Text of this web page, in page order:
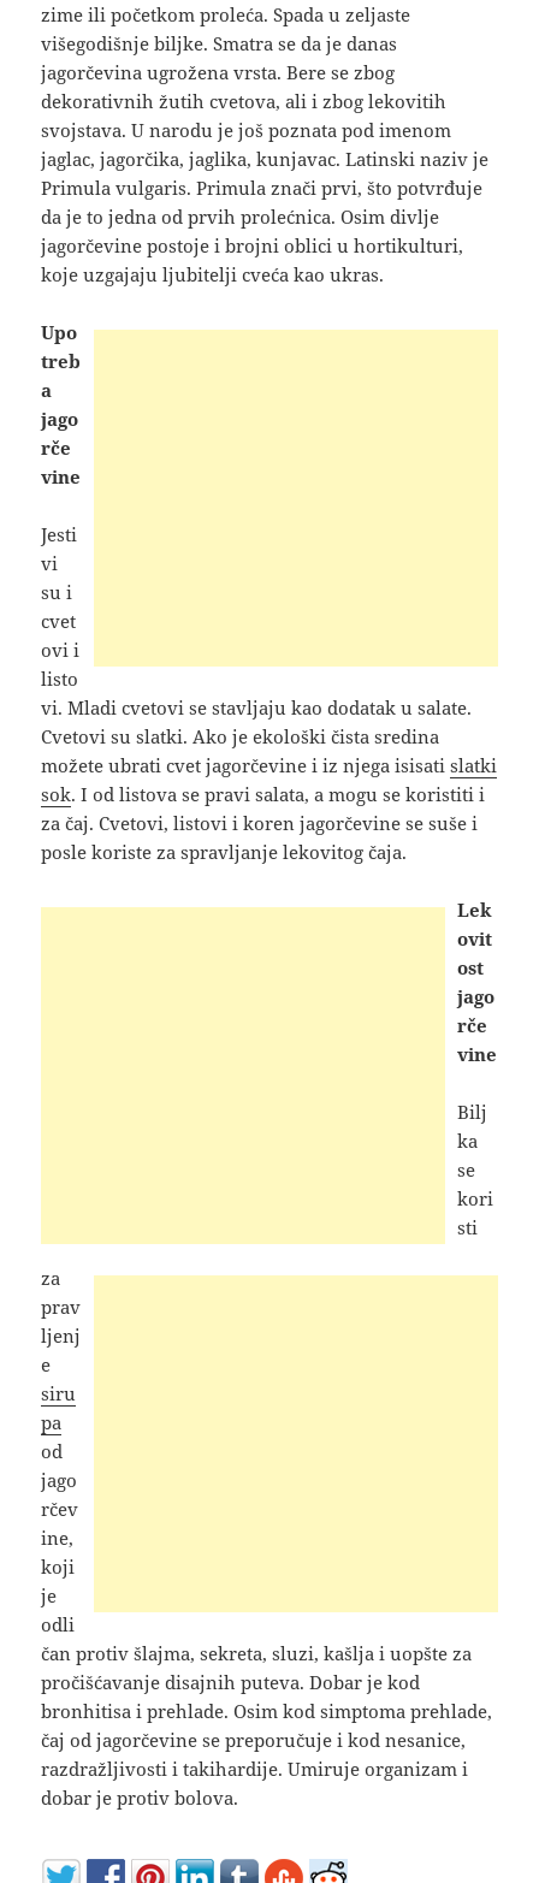
zime ili početkom proleća. Spada u zeljaste
višegodišnje biljke. Smatra se da je danas
jagorčevina ugrožena vrsta. Bere se zbog
dekorativnih žutih cvetova, ali i zbog lekovitih
svojstava. U narodu je još poznata pod imenom
jaglac, jagorčika, jaglika, kunjavac. Latinski naziv je
Primula vulgaris. Primula znači prvi, što potvrđuje
da je to jedna od prvih prolećnica. Osim divlje
jagorčevine postoje i brojni oblici u hortikulturi,
koje uzgajaju ljubitelji cveća kao ukras.
Upo
treb
a
jago
rče
vine
Jesti
vi
su i
cvet
ovi i
listo
vi. Mladi cvetovi se stavljaju kao dodatak u salate.
Cvetovi su slatki. Ako je ekološki čista sredina
možete ubrati cvet jagorčevine i iz njega isisatislatki
sok. I od listova se pravi salata, a mogu se koristiti i
za čaj. Cvetovi, listovi i koren jagorčevine se suše i
posle koriste za spravljanje lekovitog čaja.
Lek
ovit
ost
jago
rče
vine
Bilj
ka
se
kori
sti
za
prav
ljenj
e
siru
pa
od
jago
rčev
ine,
koji
je
odli
čan protiv šlajma, sekreta, sluzi, kašlja i uopšte za
pročišćavanje disajnih puteva. Dobar je kod
bronhitisa i prehlade. Osim kod simptoma prehlade,
čaj od jagorčevine se preporučuje i kod nesanice,
razdražljivosti i takihardije. Umiruje organizam i
dobar je protiv bolova.